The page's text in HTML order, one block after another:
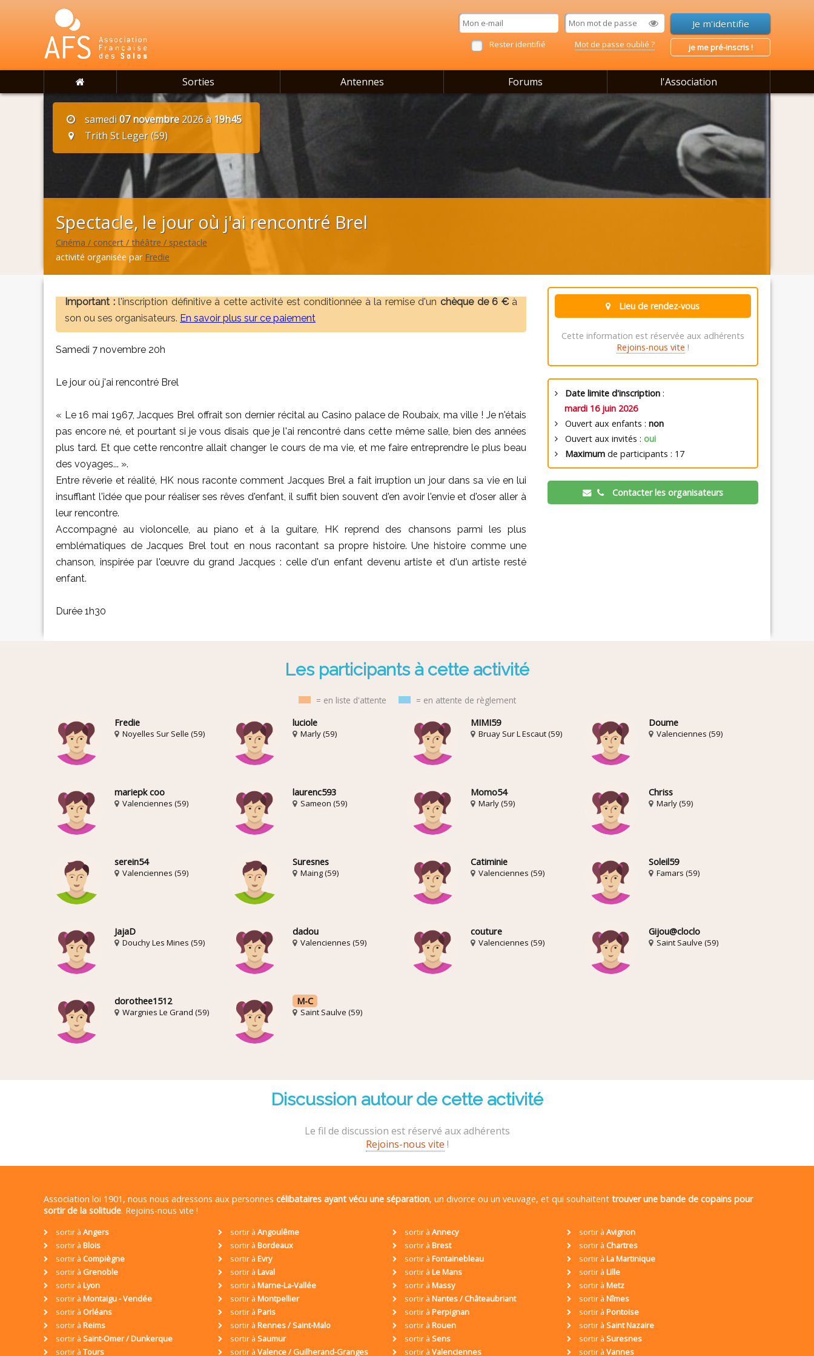
Rester identifié Mot de passe oublié ? je me pré-inscris !
Sorties Antennes Forums l'Association
samedi07 novembre2026 à 19h45
Trith St Leger (59)
Spectacle, le jour où j'ai rencontré Brel
Cinéma / concert / théâtre / spectacle
activité organisée par Fredie
Important :l'inscription définitive à cette activité est conditionnée à la remise d'un chèque de 6 €à
son ou ses organisateurs. En savoir plus sur ce paiement
Samedi 7 novembre 20h
Le jour où j'ai rencontré Brel
« Le 16 mai 1967, Jacques Brel offrait son dernier récital au Casino palace de Roubaix, ma ville ! Je n'étais
pas encore né, et pourtant si je vous disais que je l'ai rencontré dans cette même salle, bien des années
plus tard. Et que cette rencontre allait changer le cours de ma vie, et me faire entreprendre le plus beau
des voyages... ».
Entre rêverie et réalité, HK nous raconte comment Jacques Brel a fait irruption un jour dans sa vie en lui
insufflant l'idée que pour réaliser ses rêves d'enfant, il suffit bien souvent d'en avoir l'envie et d'oser aller à
leur rencontre.
Accompagné au violoncelle, au piano et à la guitare, HK reprend des chansons parmi les plus
emblématiques de Jacques Brel tout en nous racontant sa propre histoire. Une histoire comme une
chanson, inspirée par l'œuvre du grand Jacques : celle d'un enfant devenu artiste et d'un artiste resté
enfant.
Durée 1h30
Lieu de rendez-vous
Cette information est réservée aux adhérents
Rejoins-nous vite !
Date limite d'inscription:
mardi 16 juin 2026
Ouvert aux enfants : non
Ouvert aux invités : oui
Maximumde participants : 17
Contacter les organisateurs
Les participants à cette activité
= en liste d'attente
= en attente de règlement
Fredie
Noyelles Sur Selle (59)
luciole
Marly (59)
MIMI59
Bruay Sur L Escaut (59)
Doume
Valenciennes (59)
mariepk coo
Valenciennes (59)
laurenc593
Sameon (59)
Momo54
Marly (59)
Chriss
Marly (59)
serein54
Valenciennes (59)
Suresnes
Maing (59)
Catiminie
Valenciennes (59)
Soleil59
Famars (59)
JajaD
Douchy Les Mines (59)
dadou
Valenciennes (59)
couture
Valenciennes (59)
Gijou@cloclo
Saint Saulve (59)
dorothee1512
Wargnies Le Grand (59)
M-C
Saint Saulve (59)
Discussion autour de cette activité
Le fil de discussion est réservé aux adhérents
Rejoins-nous vite !
Association loi 1901, nous nous adressons aux personnes célibataires ayant vécu une séparation, un divorce ou un veuvage, et qui souhaitent trouver une bande de copains pour
sortir de la solitude. Rejoins-nous vite !
sortir à Angers sortir à Angoulême sortir à Annecy sortir à Avignon
sortir à Blois sortir à Bordeaux sortir à Brest sortir à Chartres
sortir à Compiègne sortir à Evry sortir à Fontainebleau sortir à La Martinique
sortir à Grenoble sortir à Laval sortir à Le Mans sortir à Lille
sortir à Lyon sortir à Marne-La-Vallée sortir à Massy sortir à Metz
sortir à Montaigu - Vendée sortir à Montpellier sortir à Nantes / Châteaubriant sortir à Nîmes
sortir à Orléans sortir à Paris sortir à Perpignan sortir à Pontoise
sortir à Reims sortir à Rennes / Saint-Malo sortir à Rouen sortir à Saint Nazaire
sortir à Saint-Omer / Dunkerque sortir à Saumur sortir à Sens sortir à Suresnes
sortir à Tours sortir à Valence / Guilherand-Granges sortir à Valenciennes sortir à Vannes